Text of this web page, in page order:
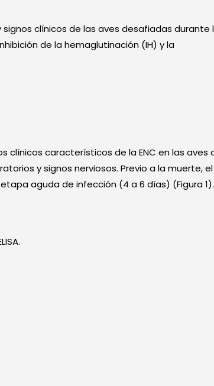
clínicos de las aves desafiadas
de la hemaglutinación (IH) y la
clínicos característicos de la ENC en las
y signos nerviosos. Previo a la
aguda de infección (4 a 6 días) (Figura